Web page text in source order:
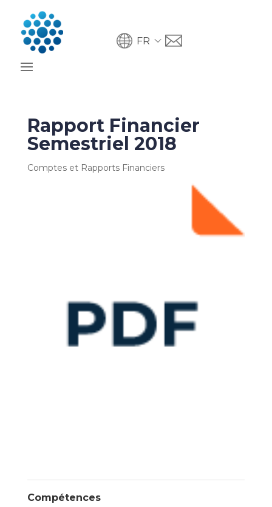
FR
Rapport Financier
Semestriel 2018
Comptes et Rapports Financiers
Compétences